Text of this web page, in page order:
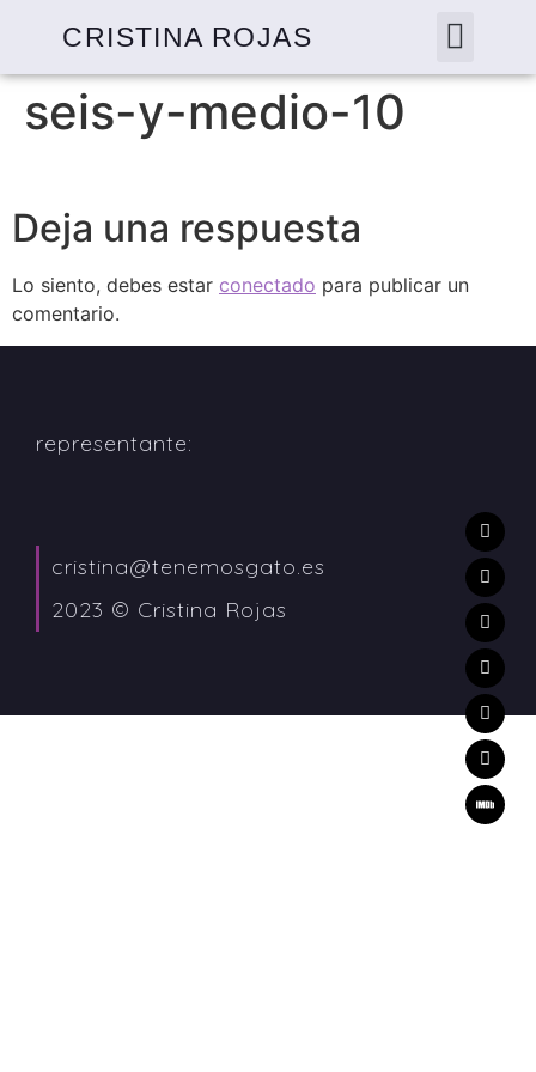
CRISTINA ROJAS
seis-y-medio-10
Deja una respuesta
Lo siento, debes estar conectado para publicar un
comentario.
representante:
cristina@tenemosgato.es
2023 © Cristina Rojas